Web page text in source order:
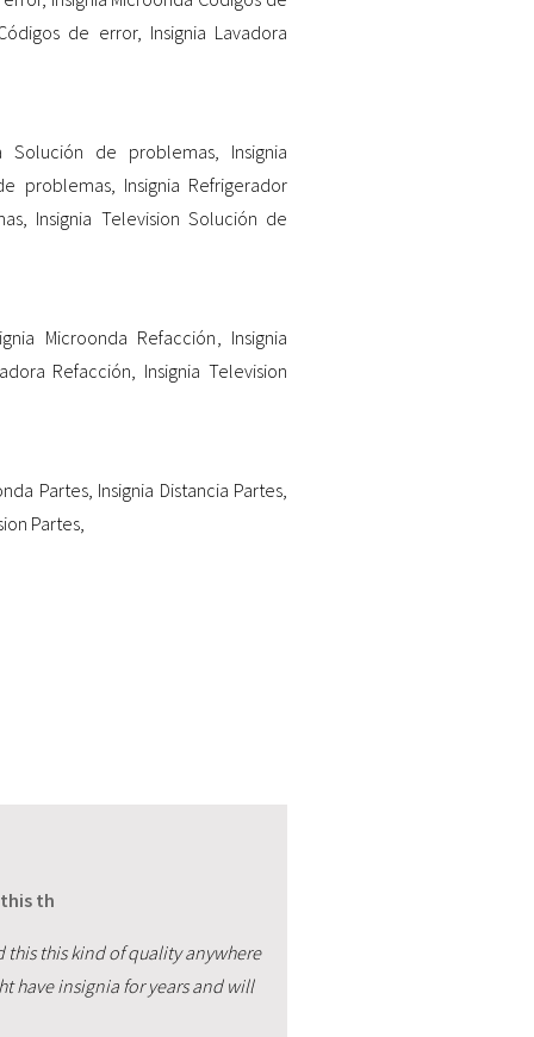
de error, Insignia Lavadora
Solución de problemas, Insignia
problemas, Insignia Refrigerador
, Insignia Television Solución de
Microonda Refacción, Insignia
Refacción, Insignia Television
Partes, Insignia Distancia Partes,
Partes,
th
this this kind of quality anywhere
have insignia for years and will